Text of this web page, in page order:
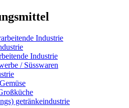
Industrie
Industrie
/ Süsswaren
getränkeindustrie